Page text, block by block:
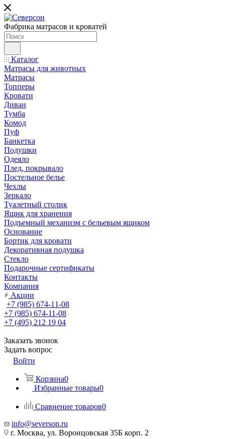
Фабрика матрасов и кроватей
Каталог
Матрасы для животных
Матрасы
Топперы
Кровати
Диван
Тумба
Комод
Пуф
Банкетка
Подушки
Одеяло
Плед, покрывало
Постельное белье
Чехлы
Зеркало
Туалетный столик
Ящик для хранения
Подъемный механизм с бельевым ящиком
Основание
Бортик для кровати
Декоративная подушка
Стекло
Подарочные сертификаты
Контакты
Компания
Акции
+7 (985) 674-11-08
+7 (985) 674-11-08
+7 (495) 212 19 04
Заказать звонок
Задать вопрос
Войти
Корзина0
Избранные товары0
Сравнение товаров0
info@severson.ru
г. Москва, ул. Воронцовская 35Б корп. 2